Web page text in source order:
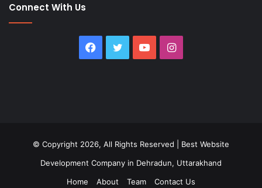
Connect With Us
Facebook
Twitter YouTubeInstagram
© Copyright 2026, All Rights Reserved | Best Website
Development Company in Dehradun, Uttarakhand
Home
About Team Contact Us